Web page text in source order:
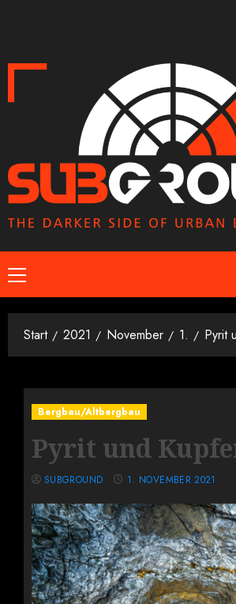
Primäres
Menü
Start 2021 November 1. Pyrit
Bergbau/Altbergbau
Pyrit und
SUBGROUND 1. NOVEMBER 2021